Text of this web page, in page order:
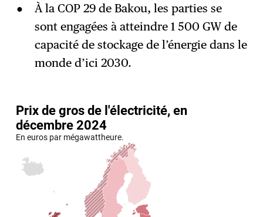
À la COP 29 de Bakou, les parties se
sont engagées à atteindre 1 500 GW de
capacité de stockage de l’énergie dans le
monde d’ici 2030.